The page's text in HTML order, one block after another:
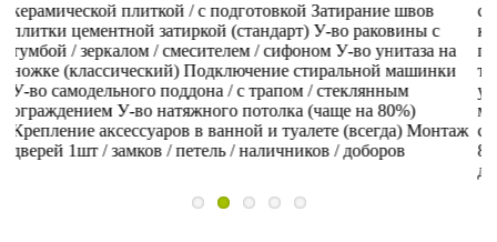
светильников 6шт. (нужно) Облицовка стен и полов
керамической плиткой / с подготовкой Затирание швов
плитки цементной затиркой (стандарт) У-во раковины с
тумбой / зеркалом / смесителем / сифоном У-во подвесного
унитаза на инсталляции (вип) Подключение стиральной
машинки У-во самодельного поддона / с трапом /
стеклянным ограждением У-во натяжного потолка (чаще на
80%) Монтаж дверей 2шт / замков / петель / наличников /